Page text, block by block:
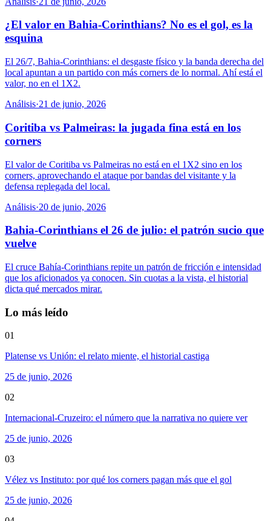
¿El valor en Bahia-Corinthians? No es el gol, es la
esquina
El 26/7, Bahia-Corinthians: el desgaste físico y la banda derecha del
local apuntan a un partido con más corners de lo normal. Ahí está el
valor, no en el 1X2.
Análisis·21 de junio, 2026
Coritiba vs Palmeiras: la jugada fina está en los
corners
El valor de Coritiba vs Palmeiras no está en el 1X2 sino en los
corners, aprovechando el ataque por bandas del visitante y la
defensa replegada del local.
Análisis·20 de junio, 2026
Bahia-Corinthians el 26 de julio: el patrón sucio que
vuelve
El cruce Bahía-Corinthians repite un patrón de fricción e intensidad
que los aficionados ya conocen. Sin cuotas a la vista, el historial
dicta qué mercados mirar.
Lo más leído
01
Platense vs Unión: el relato miente, el historial castiga
25 de junio, 2026
02
Internacional-Cruzeiro: el número que la narrativa no quiere ver
25 de junio, 2026
03
Vélez vs Instituto: por qué los corners pagan más que el gol
25 de junio, 2026